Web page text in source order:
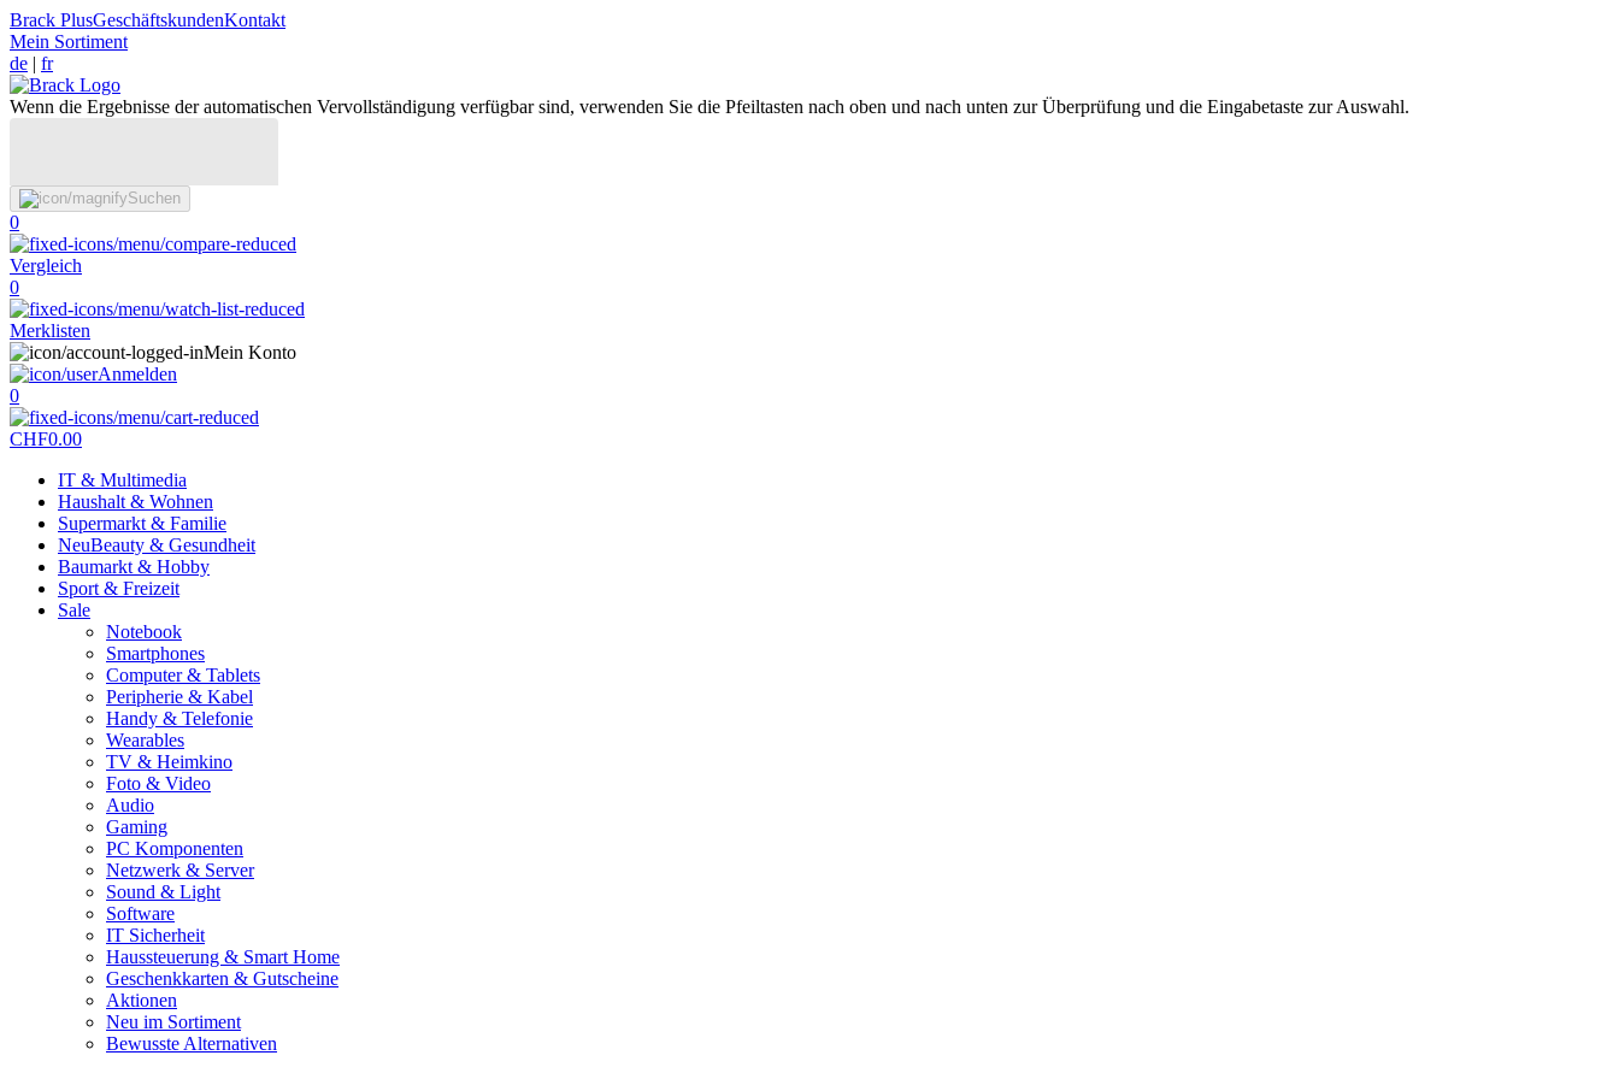
Brack PlusGeschäftskundenKontakt
Mein Sortiment
de | fr
Wenn die Ergebnisse der automatischen Vervollständigung verfügbar sind, verwenden Sie die Pfeiltasten nach oben und nach unten zur Überprüfung und die Eingabetaste zur Auswahl.
Suchen
0
Vergleich
0
Merklisten
Mein Konto
Anmelden
0
CHF0.00
IT & Multimedia
Haushalt & Wohnen
Supermarkt & Familie
NeuBeauty & Gesundheit
Baumarkt & Hobby
Sport & Freizeit
Sale
Notebook
Smartphones
Computer & Tablets
Peripherie & Kabel
Handy & Telefonie
Wearables
TV & Heimkino
Foto & Video
Audio
Gaming
PC Komponenten
Netzwerk & Server
Sound & Light
Software
IT Sicherheit
Haussteuerung & Smart Home
Geschenkkarten & Gutscheine
Aktionen
Neu im Sortiment
Bewusste Alternativen